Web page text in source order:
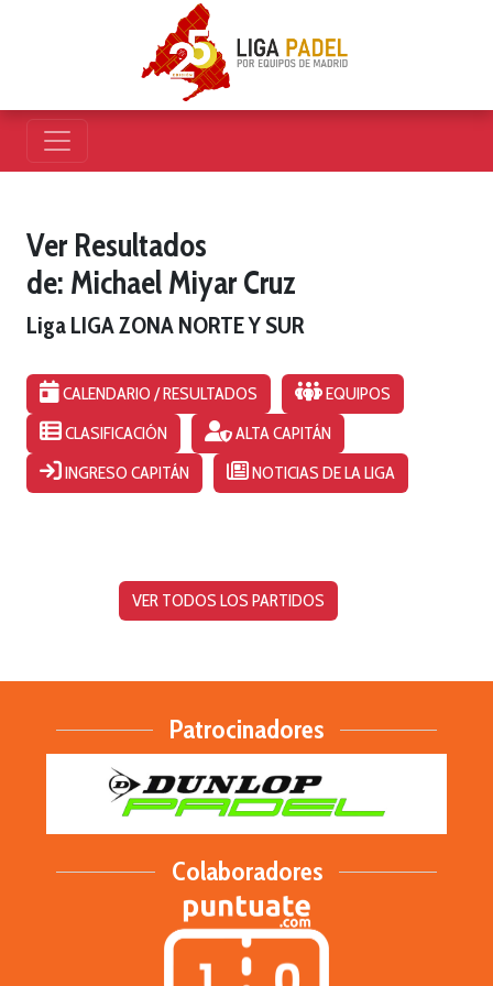
Ver Resultados
de: Michael Miyar Cruz
Liga LIGA ZONA NORTE Y SUR
CALENDARIO / RESULTADOS
EQUIPOS
CLASIFICACIÓN
ALTA CAPITÁN
INGRESO CAPITÁN
NOTICIAS DE LA LIGA
VER TODOS LOS PARTIDOS
Patrocinadores
Colaboradores